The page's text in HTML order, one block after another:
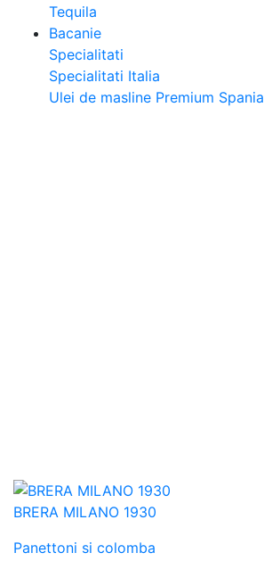
Tequila
Bacanie
Specialitati
Specialitati Italia
Ulei de masline Premium Spania
BRERA MILANO 1930
Panettoni si colomba